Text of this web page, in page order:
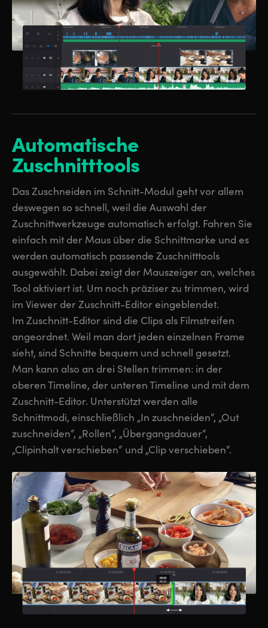
Automatische
Zuschnitttools
Das Zuschneiden im Schnitt-Modul geht vor allem
deswegen so schnell, weil die Auswahl der
Zuschnittwerkzeuge automatisch erfolgt. Fahren Sie
einfach mit der Maus über die Schnittmarke und es
werden automatisch passende Zuschnitttools
ausgewählt. Dabei zeigt der Mauszeiger an, welches
Tool aktiviert ist. Um noch präziser zu trimmen, wird
im Viewer der Zuschnitt-Editor eingeblendet.
Im Zuschnitt-Editor sind die Clips als Filmstreifen
angeordnet. Weil man dort jeden einzelnen Frame
sieht, sind Schnitte bequem und schnell gesetzt.
Man kann also an drei Stellen trimmen: in der
oberen Timeline, der unteren Timeline und mit dem
Zuschnitt-Editor. Unterstützt werden alle
Schnittmodi, einschließlich „In zuschneiden“, „Out
zuschneiden“, „Rollen“, „Übergangsdauer“,
„Clipinhalt verschieben“ und „Clip verschieben“.